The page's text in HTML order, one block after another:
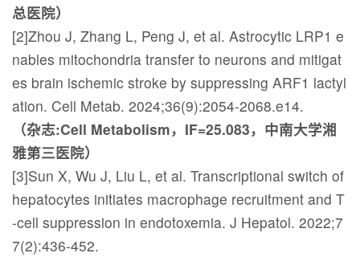
总医院）
[2]Zhou J, Zhang L, Peng J, et al. Astrocytic LRP1 e
nables mitochondria transfer to neurons and mitigat
es brain ischemic stroke by suppressing ARF1 lactyl
ation. Cell Metab. 2024;36(9):2054-2068.e14.
（杂志:Cell Metabolism，IF=25.083，中南大学湘
雅第三医院）
[3]Sun X, Wu J, Liu L, et al. Transcriptional switch of
hepatocytes initiates macrophage recruitment and T
-cell suppression in endotoxemia. J Hepatol. 2022;7
7(2):436-452.